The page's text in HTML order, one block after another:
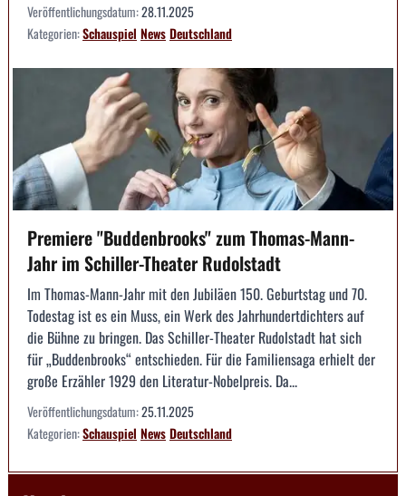
Veröffentlichungsdatum:28.11.2025
Kategorien:Schauspiel NewsDeutschland
Premiere "Buddenbrooks" zum Thomas-Mann-
Jahr im Schiller-Theater Rudolstadt
Im Thomas-Mann-Jahr mit den Jubiläen 150. Geburtstag und 70.
Todestag ist es ein Muss, ein Werk des Jahrhundertdichters auf
die Bühne zu bringen. Das Schiller-Theater Rudolstadt hat sich
für „Buddenbrooks“ entschieden. Für die Familiensaga erhielt der
große Erzähler 1929 den Literatur-Nobelpreis. Da...
Veröffentlichungsdatum:25.11.2025
Kategorien:Schauspiel NewsDeutschland